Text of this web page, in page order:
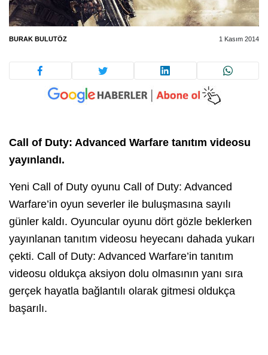
BURAK BULUTÖZ 1 Kasım 2014
Call of Duty: Advanced Warfare tanıtım videosu
yayınlandı.
Yeni Call of Duty oyunu Call of Duty: Advanced
Warfare’in oyun severler ile buluşmasına sayılı
günler kaldı. Oyuncular oyunu dört gözle beklerken
yayınlanan tanıtım videosu heyecanı dahada yukarı
çekti. Call of Duty: Advanced Warfare’in tanıtım
videosu oldukça aksiyon dolu olmasının yanı sıra
gerçek hayatla bağlantılı olarak gitmesi oldukça
başarılı.